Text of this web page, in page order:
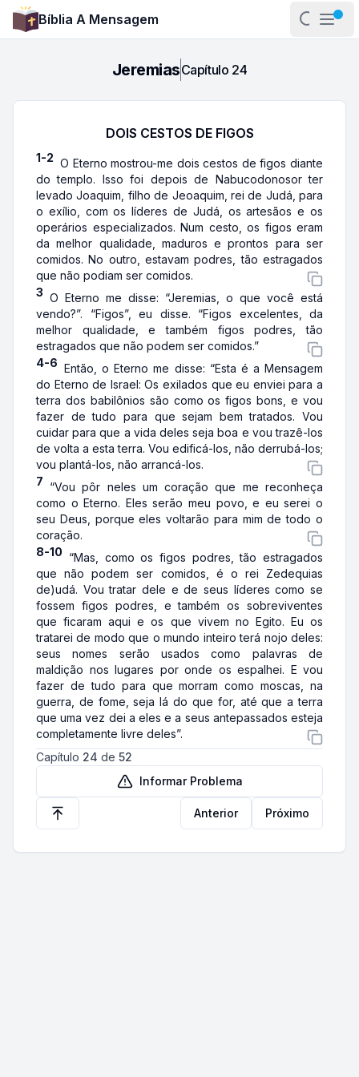
Bíblia A Mensagem
Abrir
JeremiasCapítulo 24
DOIS CESTOS DE FIGOS
1-2 O Eterno mostrou-me dois cestos de figos diante
do templo. Isso foi depois de Nabucodonosor ter
levado Joaquim, filho de Jeoaquim, rei de Judá, para
o exílio, com os líderes de Judá, os artesãos e os
operários especializados. Num cesto, os figos eram
da melhor qualidade, maduros e prontos para ser
comidos. No outro, estavam podres, tão estragados
que não podiam ser comidos.
3 O Eterno me disse: “Jeremias, o que você está
vendo?”. “Figos”, eu disse. “Figos excelentes, da
melhor qualidade, e também figos podres, tão
estragados que não podem ser comidos.”
4-6 Então, o Eterno me disse: “Esta é a Mensagem
do Eterno de Israel: Os exilados que eu enviei para a
terra dos babilônios são como os figos bons, e vou
fazer de tudo para que sejam bem tratados. Vou
cuidar para que a vida deles seja boa e vou trazê-los
de volta a esta terra. Vou edificá-los, não derrubá-los;
vou plantá-los, não arrancá-los.
7 “Vou pôr neles um coração que me reconheça
como o Eterno. Eles serão meu povo, e eu serei o
seu Deus, porque eles voltarão para mim de todo o
coração.
8-10 “Mas, como os figos podres, tão estragados
que não podem ser comidos, é o rei Zedequias
de)udá. Vou tratar dele e de seus líderes como se
fossem figos podres, e também os sobreviventes
que ficaram aqui e os que vivem no Egito. Eu os
tratarei de modo que o mundo inteiro terá nojo deles:
seus nomes serão usados como palavras de
maldição nos lugares por onde os espalhei. E vou
fazer de tudo para que morram como moscas, na
guerra, de fome, seja lá do que for, até que a terra
que uma vez dei a eles e a seus antepassados esteja
completamente livre deles”.
Capítulo 24 de 52
Informar Problema
Anterior Próximo